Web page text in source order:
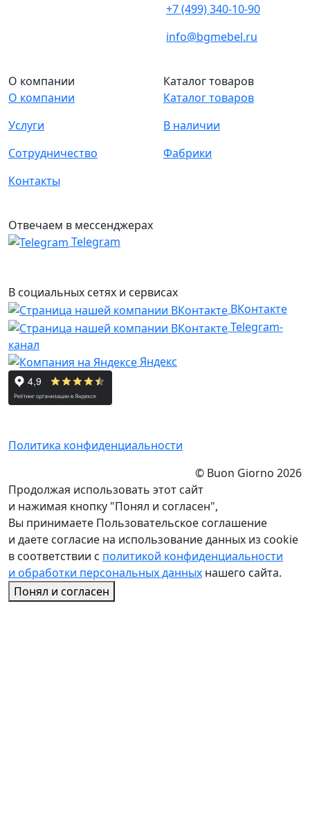
+7 (499) 340-10-90
info@bgmebel.ru
О компании
О компании
Услуги
Сотрудничество
Контакты
Каталог товаров
Каталог товаров
В наличии
Фабрики
Отвечаем в мессенджерах
Telegram
В социальных сетях и сервисах
ВКонтакте
Telegram-
канал
Яндекс
Политика конфиденциальности
© Buon Giorno 2026
Продолжая использовать этот сайт
и нажимая кнопку "Понял и согласен",
Вы принимаете Пользовательское соглашение
и даете согласие на использование данных из cookie
в соответствии с политикой конфиденциальности
и обработки персональных данных нашего сайта.
Понял и согласен